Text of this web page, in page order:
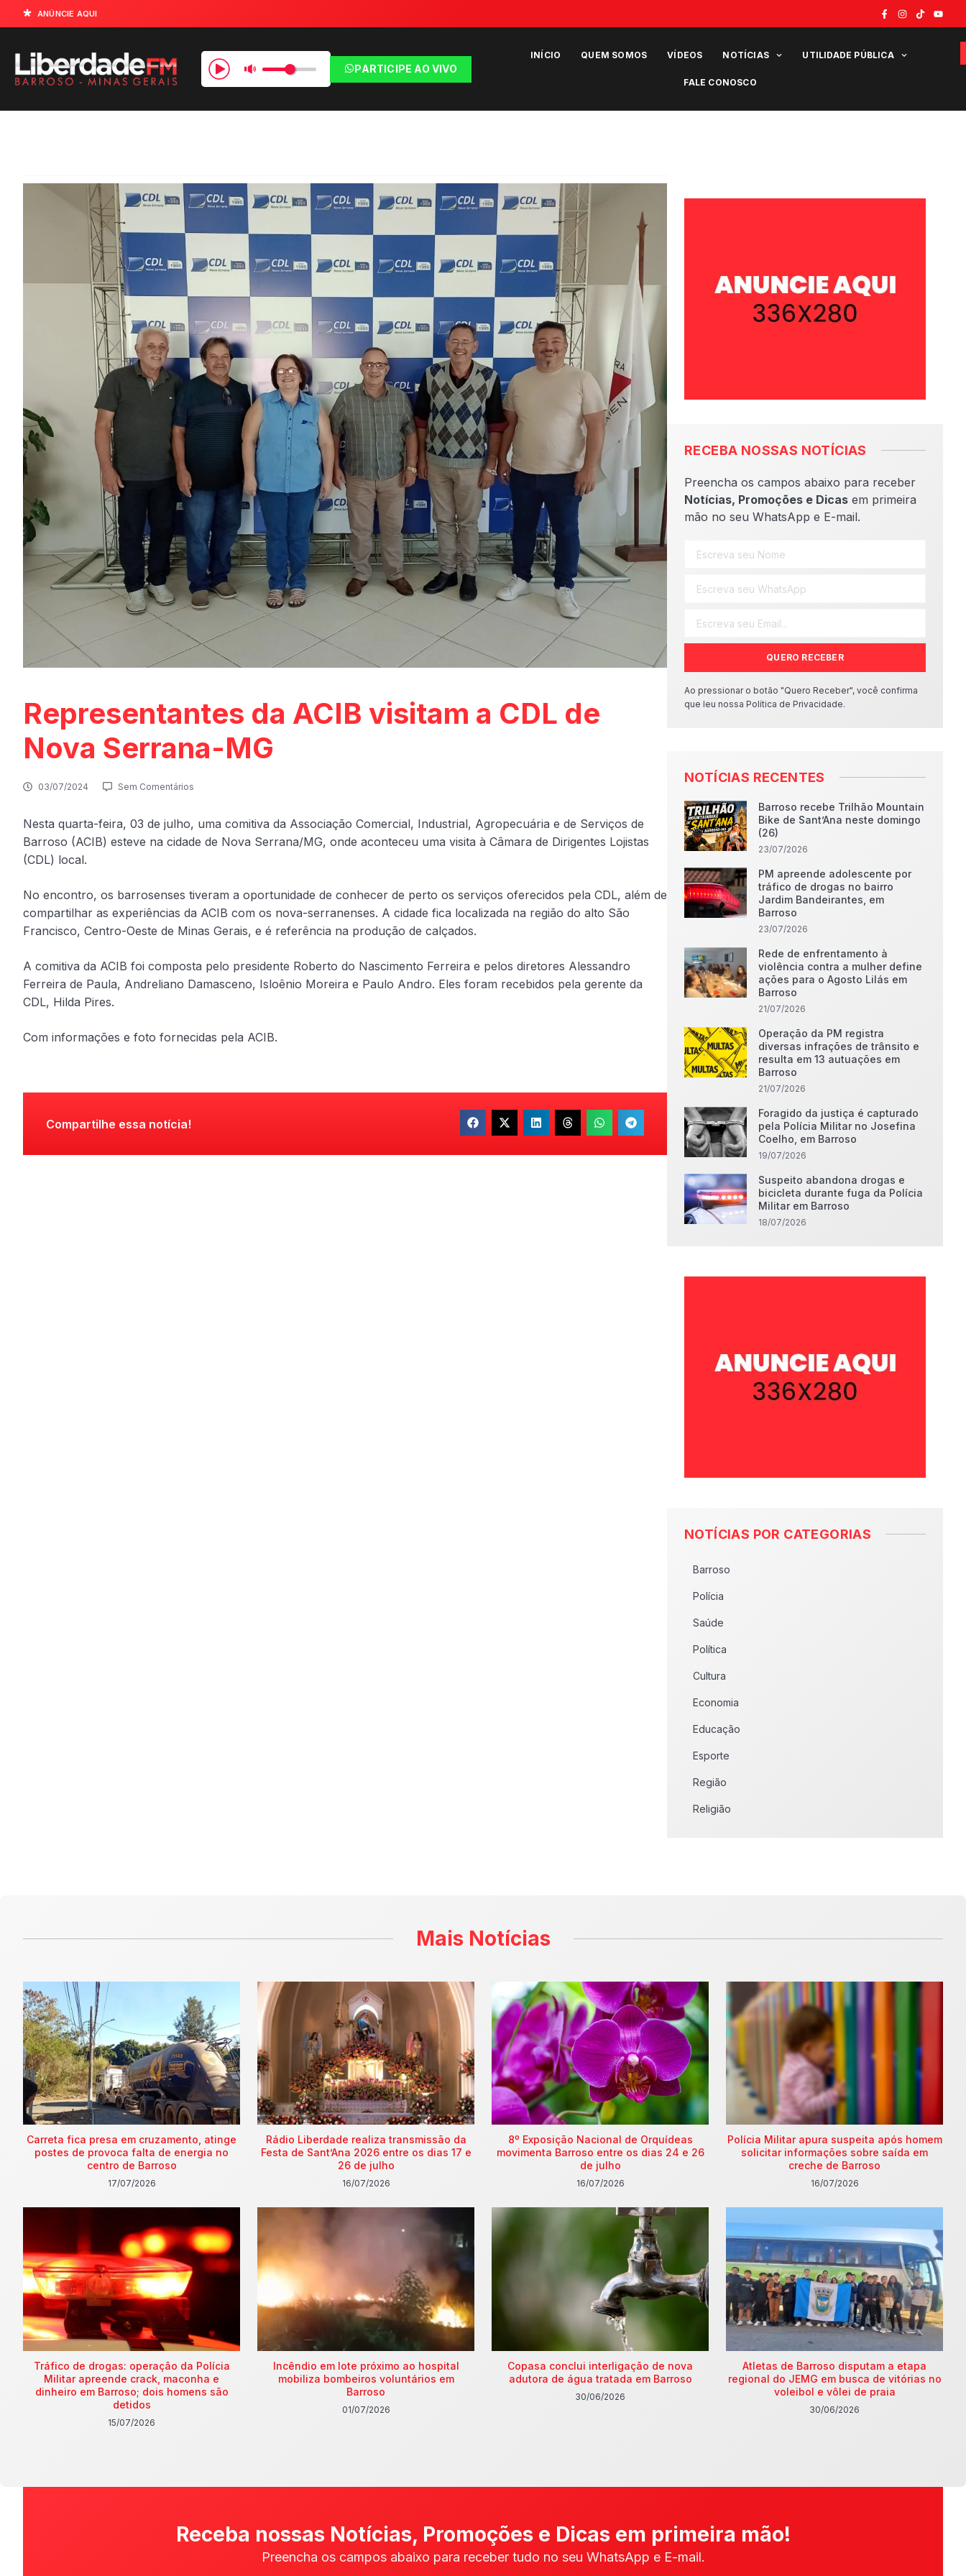
ANÚNCIE AQUI
PARTICIPE AO VIVO
INÍCIO QUEM SOMOS VÍDEOS NOTÍCIAS UTILIDADE PÚBLICA
FALE CONOSCO
Representantes da ACIB visitam a CDL de
Nova Serrana-MG
03/07/2024 Sem Comentários
Nesta quarta-feira, 03 de julho, uma comitiva da Associação Comercial, Industrial, Agropecuária e de Serviços de
Barroso (ACIB) esteve na cidade de Nova Serrana/MG, onde aconteceu uma visita à Câmara de Dirigentes Lojistas
(CDL) local.
No encontro, os barrosenses tiveram a oportunidade de conhecer de perto os serviços oferecidos pela CDL, além de
compartilhar as experiências da ACIB com os nova-serranenses. A cidade fica localizada na região do alto São
Francisco, Centro-Oeste de Minas Gerais, e é referência na produção de calçados.
A comitiva da ACIB foi composta pelo presidente Roberto do Nascimento Ferreira e pelos diretores Alessandro
Ferreira de Paula, Andreliano Damasceno, Isloênio Moreira e Paulo Andro. Eles foram recebidos pela gerente da
CDL, Hilda Pires.
Com informações e foto fornecidas pela ACIB.
Compartilhe essa notícia!
RECEBA NOSSAS NOTÍCIAS
Preencha os campos abaixo para receber
Notícias, Promoções e Dicas em primeira
mão no seu WhatsApp e E-mail.
QUERO RECEBER
Ao pressionar o botão "Quero Receber", você confirma
que leu nossa Política de Privacidade.
NOTÍCIAS RECENTES
Barroso recebe Trilhão Mountain
Bike de Sant’Ana neste domingo
(26)
23/07/2026
PM apreende adolescente por
tráfico de drogas no bairro
Jardim Bandeirantes, em
Barroso
23/07/2026
Rede de enfrentamento à
violência contra a mulher define
ações para o Agosto Lilás em
Barroso
21/07/2026
Operação da PM registra
diversas infrações de trânsito e
resulta em 13 autuações em
Barroso
21/07/2026
Foragido da justiça é capturado
pela Polícia Militar no Josefina
Coelho, em Barroso
19/07/2026
Suspeito abandona drogas e
bicicleta durante fuga da Polícia
Militar em Barroso
18/07/2026
NOTÍCIAS POR CATEGORIAS
Barroso
Polícia
Saúde
Política
Cultura
Economia
Educação
Esporte
Região
Religião
Mais Notícias
Carreta fica presa em cruzamento, atinge
postes de provoca falta de energia no
centro de Barroso
17/07/2026
Rádio Liberdade realiza transmissão da
Festa de Sant’Ana 2026 entre os dias 17 e
26 de julho
16/07/2026
8º Exposição Nacional de Orquídeas
movimenta Barroso entre os dias 24 e 26
de julho
16/07/2026
Polícia Militar apura suspeita após homem
solicitar informações sobre saída em
creche de Barroso
16/07/2026
Tráfico de drogas: operação da Polícia
Militar apreende crack, maconha e
dinheiro em Barroso; dois homens são
detidos
15/07/2026
Incêndio em lote próximo ao hospital
mobiliza bombeiros voluntários em
Barroso
01/07/2026
Copasa conclui interligação de nova
adutora de água tratada em Barroso
30/06/2026
Atletas de Barroso disputam a etapa
regional do JEMG em busca de vitórias no
voleibol e vôlei de praia
30/06/2026
Receba nossas Notícias, Promoções e Dicas em primeira mão!
Preencha os campos abaixo para receber tudo no seu WhatsApp e E-mail.